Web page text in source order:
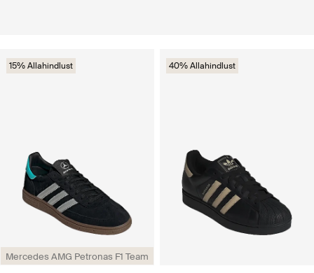
Mercedes AMG Petronas F1 Team
15% Allahindlust 40% Allahindlust